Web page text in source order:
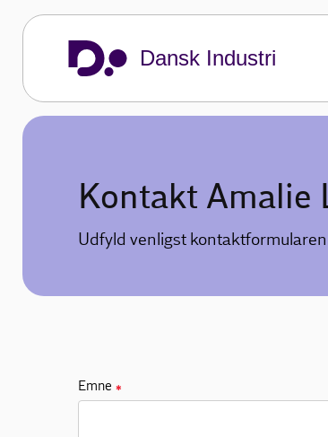
Dansk Industri
Kontakt Amalie
Udfyld venligst
Emne ✱